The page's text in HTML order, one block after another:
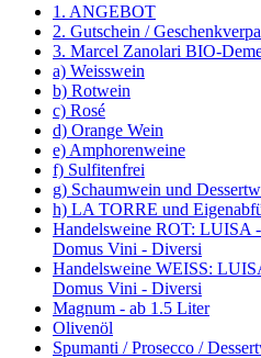
1. ANGEBOT
2. Gutschein /
3. Marcel Zanolari BIO-
a) Weisswein
b) Rotwein
c) Rosé
d) Orange Wein
e) Amphorenweine
f) Sulfitenfrei
g) Schaumwein und
h) LA TORRE und
Handelsweine ROT: LUISA
Domus Vini - Diversi
Handelsweine WEISS:
Domus Vini - Diversi
Magnum - ab 1.5 Liter
Olivenöl
Spumanti / Prosecco /